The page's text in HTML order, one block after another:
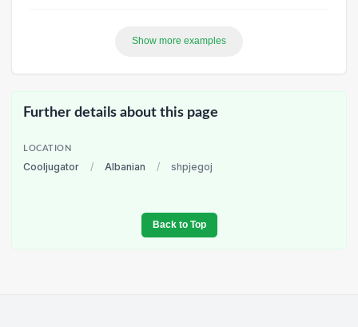
Show more examples
Further details about this page
LOCATION
Cooljugator / Albanian / shpjegoj
Back to Top